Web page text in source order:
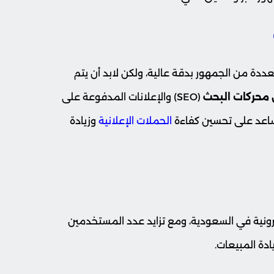
من الجمهور بدقة عالية، ولكن لابد أن يتم
البحث (SEO) والإعلانات المدفوعة على
على تحسين كفاءة الحملات الإعلانية وزيادة
في السعودية، ومع تزايد عدد المستخدمين
المبيعات.